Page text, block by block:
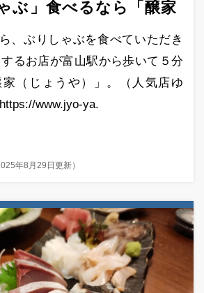
ぶ」食べるなら「醸家
、ぶりしゃぶを食べていただき
るお店が富山駅から歩いて５分
（じょうや）」。（人気店ゆ
www.jyo-ya.
年8月29日更新）